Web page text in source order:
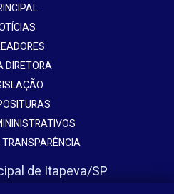
DIRETORA
de Itapeva/SP